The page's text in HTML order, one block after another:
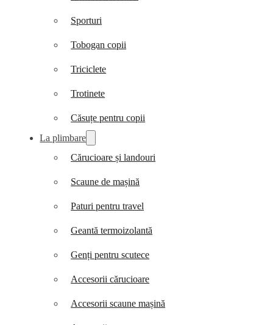
Sporturi
Tobogan copii
Triciclete
Trotinete
Căsuțe pentru copii
La plimbare
Cărucioare și landouri
Scaune de mașină
Paturi pentru travel
Geantă termoizolantă
Genți pentru scutece
Accesorii cărucioare
Accesorii scaune mașină